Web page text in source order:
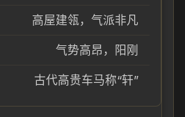
高屋建瓴，气派非凡
气势高昂，阳刚
古代高贵车马称“轩”